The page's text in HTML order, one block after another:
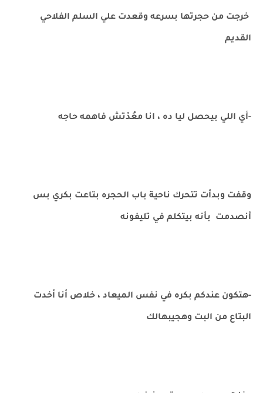
خرجت من حجرتها بسرعه وقعدت علي السلم الفلاحي
القديم
-أي اللي بيحصل ليا ده ، انا معُدْتش فاهمه حاجه
وقفت وبدأت تتحرك ناحية باب الحجره بتاعت بكري بس
أنصدمت بأنه بيتكلم في تليفونه
-هتكون عندكم بكره في نفس الميعاد ، خلاص أنا أخدت
البتاع من البت وهجيبهالك